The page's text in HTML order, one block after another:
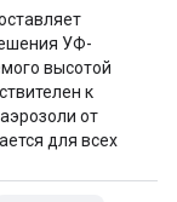
УФ-
высотой
к
от
для всех